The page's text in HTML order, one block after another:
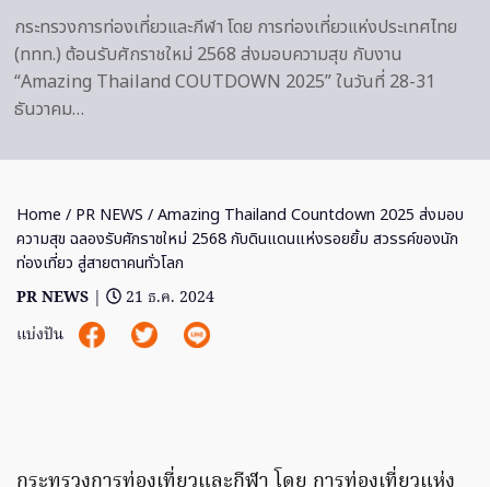
กระทรวงการท่องเที่ยวและกีฬา โดย การท่องเที่ยวแห่งประเทศไทย
(ททท.) ต้อนรับศักราชใหม่ 2568 ส่งมอบความสุข กับงาน
“Amazing Thailand COUTDOWN 2025” ในวันที่ 28-31
ธันวาคม…
Home / PR NEWS / Amazing Thailand Countdown 2025 ส่งมอบ
ความสุข ฉลองรับศักราชใหม่ 2568 กับดินแดนแห่งรอยยิ้ม สวรรค์ของนัก
ท่องเที่ยว สู่สายตาคนทั่วโลก
PR NEWS |
21 ธ.ค. 2024
แบ่งปัน